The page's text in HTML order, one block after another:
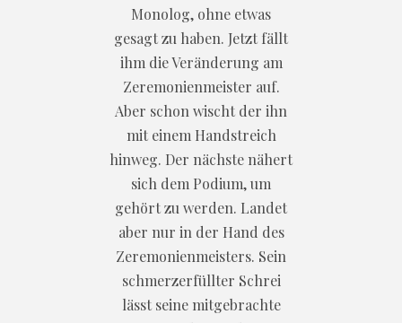
Monolog, ohne etwas
gesagt zu haben. Jetzt fällt
ihm die Veränderung am
Zeremonienmeister auf.
Aber schon wischt der ihn
mit einem Handstreich
hinweg. Der nächste nähert
sich dem Podium, um
gehört zu werden. Landet
aber nur in der Hand des
Zeremonienmeisters. Sein
schmerzerfüllter Schrei
lässt seine mitgebrachte